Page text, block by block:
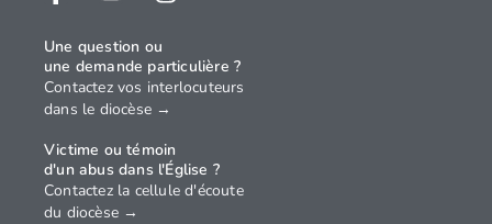
Une question ou
une demande particulière ?
Contactez vos interlocuteurs
dans le diocèse →
Victime ou témoin
d'un abus dans l'Église ?
Contactez la cellule d'écoute
du diocèse →